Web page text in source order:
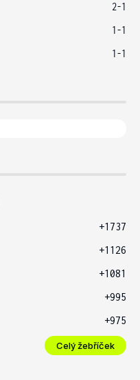
2-1
1-1
1-1
+1737
+1126
+1081
+995
+975
Celý žebříček